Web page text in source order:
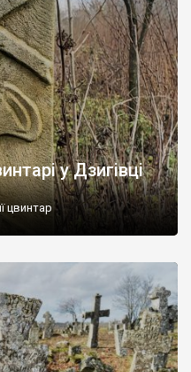
не […]
у Дзигівці
цвинтар